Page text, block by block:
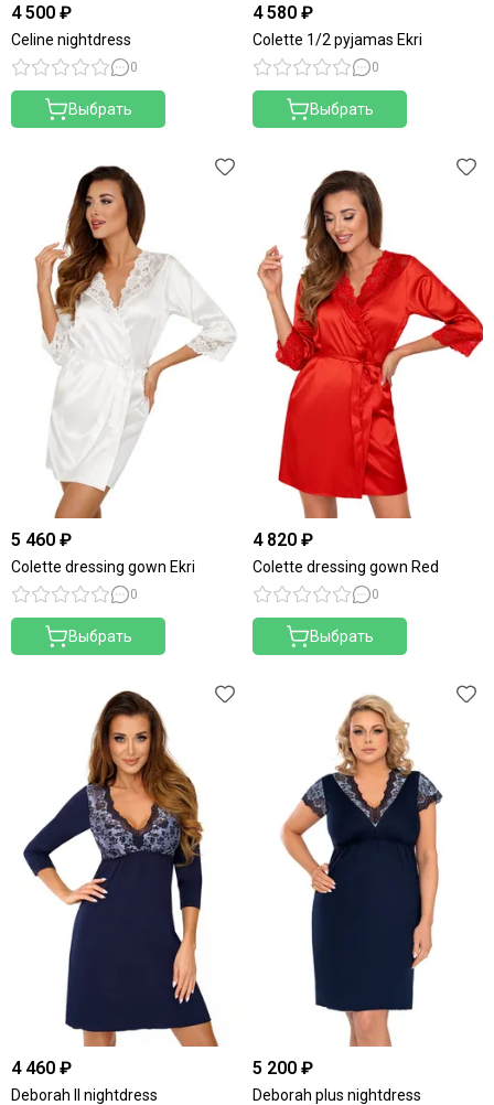
4 500 ₽
Celine nightdress
0
Выбрать
4 580 ₽
Colette 1/2 pyjamas Ekri
0
Выбрать
5 460 ₽
Colette dressing gown Ekri
0
Выбрать
4 820 ₽
Colette dressing gown Red
0
Выбрать
4 460 ₽
Deborah II nightdress
5 200 ₽
Deborah plus nightdress